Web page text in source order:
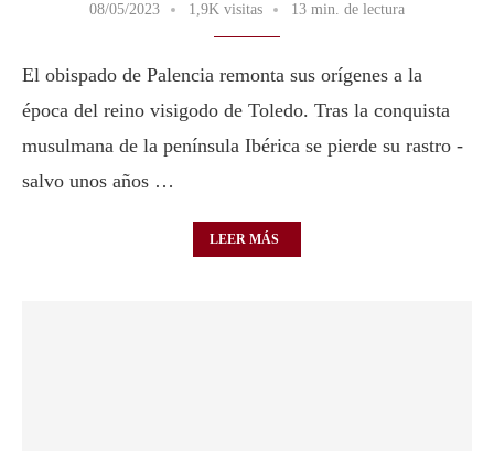
08/05/2023 1,9K visitas 13 min. de lectura
El obispado de Palencia remonta sus orígenes a la
época del reino visigodo de Toledo. Tras la conquista
musulmana de la península Ibérica se pierde su rastro -
salvo unos años …
LEER MÁS